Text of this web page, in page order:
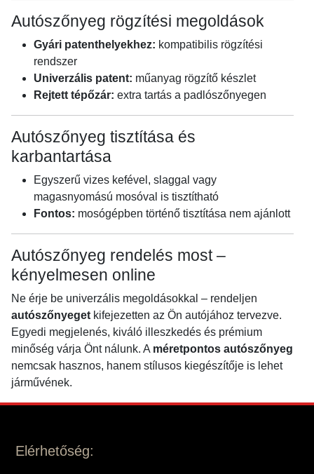
Autószőnyeg rögzítési megoldások
Gyári patenthelyekhez: kompatibilis rögzítési
rendszer
Univerzális patent: műanyag rögzítő készlet
Rejtett tépőzár: extra tartás a padlószőnyegen
Autószőnyeg tisztítása és
karbantartása
Egyszerű vizes kefével, slaggal vagy
magasnyomású mosóval is tisztítható
Fontos: mosógépben történő tisztítása nem ajánlott
Autószőnyeg rendelés most –
kényelmesen online
Ne érje be univerzális megoldásokkal – rendeljen
autószőnyeget kifejezetten az Ön autójához tervezve.
Egyedi megjelenés, kiváló illeszkedés és prémium
minőség várja Önt nálunk. A méretpontos autószőnyeg
nemcsak hasznos, hanem stílusos kiegészítője is lehet
járművének.
Elérhetőség: